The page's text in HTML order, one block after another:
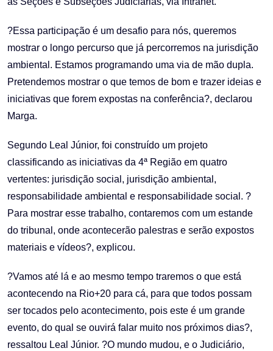
?Essa participação é um desafio para nós, queremos
mostrar o longo percurso que já percorremos na jurisdição
ambiental. Estamos programando uma via de mão dupla.
Pretendemos mostrar o que temos de bom e trazer ideias e
iniciativas que forem expostas na conferência?, declarou
Marga.
Segundo Leal Júnior, foi construído um projeto
classificando as iniciativas da 4ª Região em quatro
vertentes: jurisdição social, jurisdição ambiental,
responsabilidade ambiental e responsabilidade social. ?
Para mostrar esse trabalho, contaremos com um estande
do tribunal, onde acontecerão palestras e serão expostos
materiais e vídeos?, explicou.
?Vamos até lá e ao mesmo tempo traremos o que está
acontecendo na Rio+20 para cá, para que todos possam
ser tocados pelo acontecimento, pois este é um grande
evento, do qual se ouvirá falar muito nos próximos dias?,
ressaltou Leal Júnior. ?O mundo mudou, e o Judiciário,